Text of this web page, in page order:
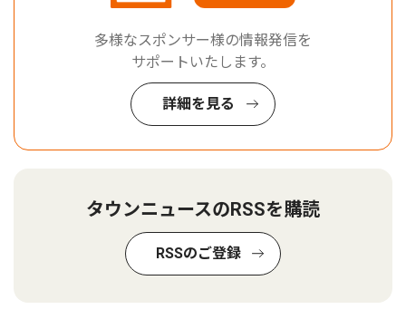
多様なスポンサー様の情報発信を
サポートいたします。
詳細を見る
タウンニュースのRSSを購読
RSSのご登録